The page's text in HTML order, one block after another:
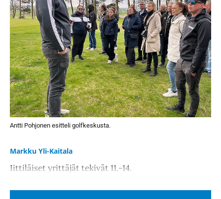
Antti Pohjonen esitteli golfkeskusta.
Markku Yli-Kaitala
Iittiläiset yrittäjät tekivät 11.-14.